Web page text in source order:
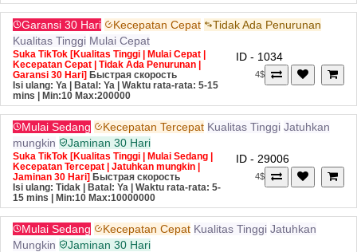
Garansi 30 Hari Kecepatan Cepat
Tidak Ada Penurunan
Kualitas Tinggi Mulai Cepat
Suka TikTok [Kualitas Tinggi | Mulai Cepat |
Kecepatan Cepat | Tidak Ada Penurunan |
Garansi 30 Hari] Быстрая скорость
Isi ulang: Ya | Batal: Ya | Waktu rata-rata: 5-15
mins
| Min:10 Max:200000
ID - 1034
4$
Mulai Sedang Kecepatan Tercepat Kualitas Tinggi Jatuhkan
mungkin
Jaminan 30 Hari
Suka TikTok [Kualitas Tinggi | Mulai Sedang |
Kecepatan Tercepat | Jatuhkan mungkin |
Jaminan 30 Hari] Быстрая скорость
Isi ulang: Tidak | Batal: Ya | Waktu rata-rata: 5-
15 mins
| Min:10 Max:10000000
ID - 29006
4$
Mulai Sedang Kecepatan Cepat Kualitas Tinggi Jatuhkan
Mungkin
Jaminan 30 Hari